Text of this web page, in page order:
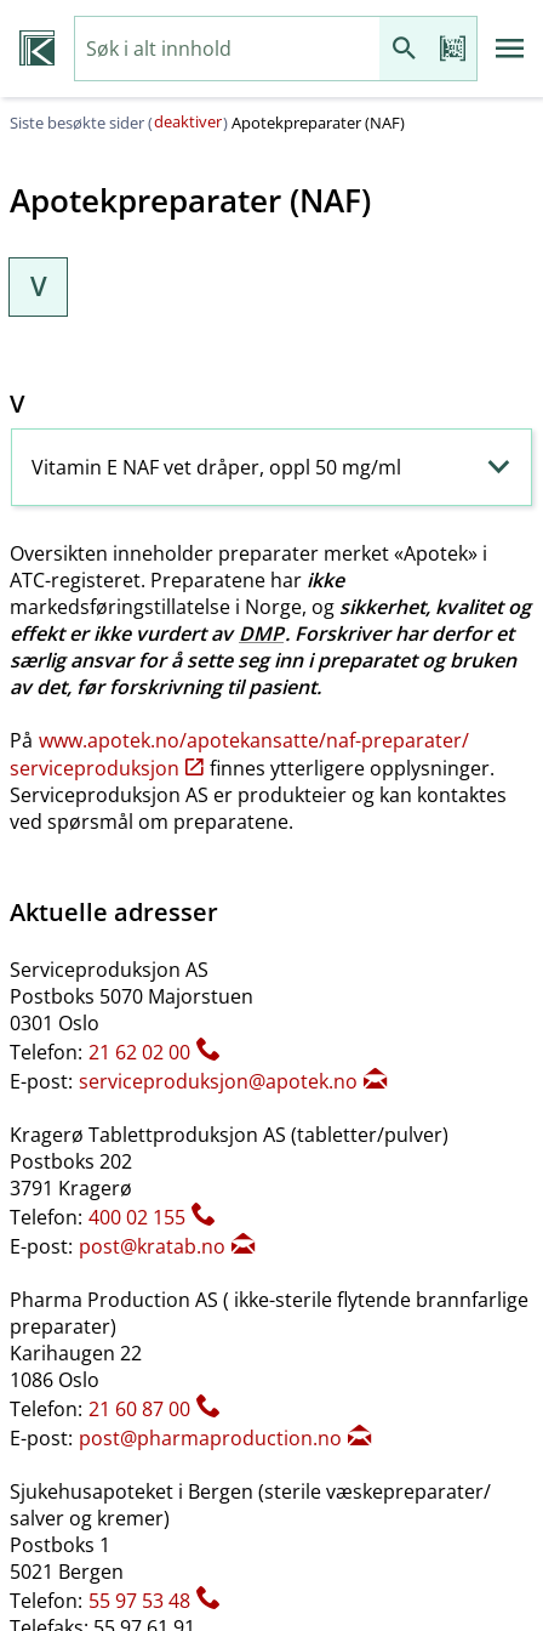
Siste besøkte sider (deaktiver)Apotekpreparater (NAF)
Apotekpreparater (NAF)
V
V
Vitamin E NAF vet dråper, oppl 50 mg/ml
Oversikten inneholder preparater merket «Apotek» i
ATC-registeret. Preparatene har ikke
markedsføringstillatelse i Norge, og sikkerhet, kvalitet og
effekt er ikke vurdert avDMP. Forskriver har derfor et
særlig ansvar for å sette seg inn i preparatet og bruken
av det, før forskrivning til pasient.
På www.apotek.no​/​apotekansatte​/​naf-preparater​/​
serviceproduksjon
finnes ytterligere opplysninger.
Serviceproduksjon AS er produkteier og kan kontaktes
ved spørsmål om preparatene.
Aktuelle adresser
Serviceproduksjon AS
Postboks 5070 Majorstuen
0301 Oslo
Telefon: 21 62 02 00
E-post: serviceproduksjon@apotek.no
Kragerø Tablettproduksjon AS (tabletter​/​pulver)
Postboks 202
3791 Kragerø
Telefon: 400 02 155
E-post: post@kratab.no
Pharma Production AS ( ikke-sterile flytende brannfarlige
preparater)
Karihaugen 22
1086 Oslo
Telefon: 21 60 87 00
E-post: post@pharmaproduction.no
Sjukehusapoteket i Bergen (sterile væskepreparater​/​
salver og kremer)
Postboks 1
5021 Bergen
Telefon: 55 97 53 48